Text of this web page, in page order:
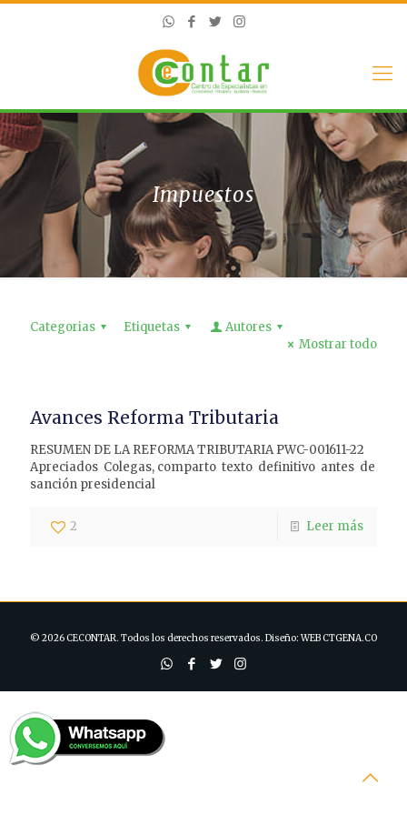
Impuestos
Categorias Etiquetas
Autores
Mostrar todo
Avances Reforma Tributaria
RESUMEN DE LA REFORMA TRIBUTARIA PWC-001611-22
Apreciados Colegas, comparto texto definitivo antes de
sanción presidencial
2 Leer más
© 2026 CECONTAR. Todos los derechos reservados. Diseño:WEB CTGENA.CO